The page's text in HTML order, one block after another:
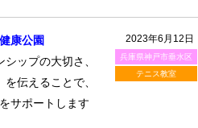
2023年6月12日
兵庫県神戸市垂水区
テニス教室
康公園
シップの大切さ、
伝えることで、
サポートします